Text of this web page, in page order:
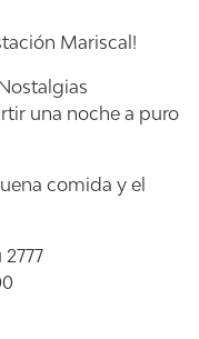
Mariscal!
una noche a puro
comida y el